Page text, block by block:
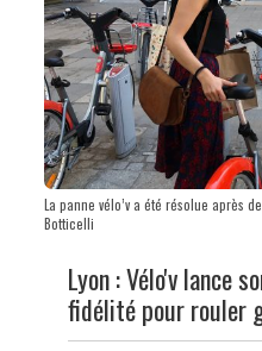
La panne vélo’v a été résolue après
Botticelli
Lyon : Vélo'v lance
fidélité pour rouler